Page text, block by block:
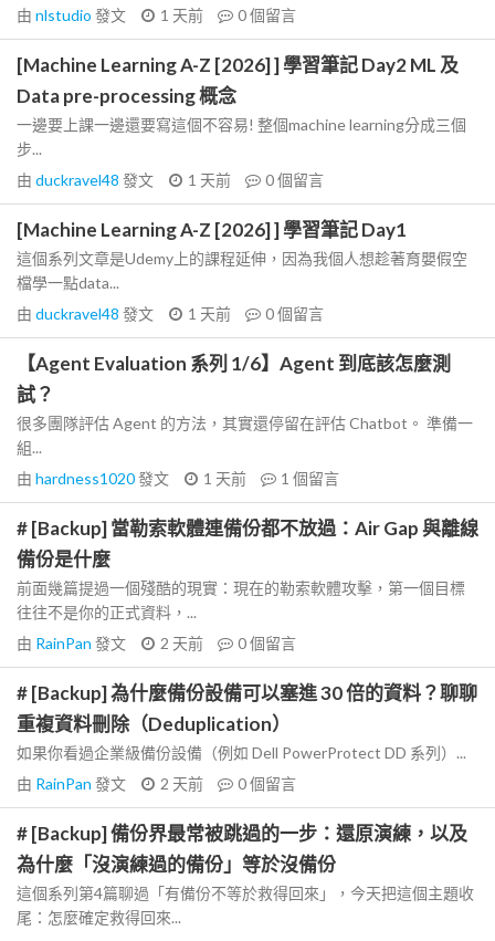
由 nlstudio 發文 1 天前 0個留言
[Machine Learning A-Z [2026] ] 學習筆記 Day2 ML 及
Data pre-processing 概念
一邊要上課一邊還要寫這個不容易! 整個machine learning分成三個
步...
由 duckravel48 發文 1 天前 0個留言
[Machine Learning A-Z [2026] ] 學習筆記 Day1
這個系列文章是Udemy上的課程延伸，因為我個人想趁著育嬰假空
檔學一點data...
由 duckravel48 發文 1 天前 0個留言
【Agent Evaluation 系列 1/6】Agent 到底該怎麼測
試？
很多團隊評估 Agent 的方法，其實還停留在評估 Chatbot。 準備一
組...
由 hardness1020發文 1 天前 1 個留言
# [Backup] 當勒索軟體連備份都不放過：Air Gap 與離線
備份是什麼
前面幾篇提過一個殘酷的現實：現在的勒索軟體攻擊，第一個目標
往往不是你的正式資料，...
由 RainPan 發文 2 天前 0個留言
# [Backup] 為什麼備份設備可以塞進 30 倍的資料？聊聊
重複資料刪除（Deduplication）
如果你看過企業級備份設備（例如 Dell PowerProtect DD 系列）...
由 RainPan 發文 2 天前 0個留言
# [Backup] 備份界最常被跳過的一步：還原演練，以及
為什麼「沒演練過的備份」等於沒備份
這個系列第4篇聊過「有備份不等於救得回來」，今天把這個主題收
尾：怎麼確定救得回來...